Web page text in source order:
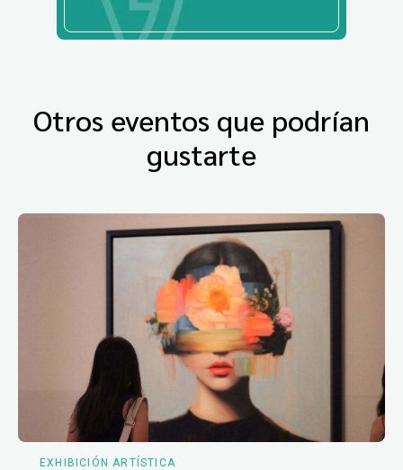
Otros eventos que podrían
gustarte
EXHIBICIÓN ARTÍSTICA